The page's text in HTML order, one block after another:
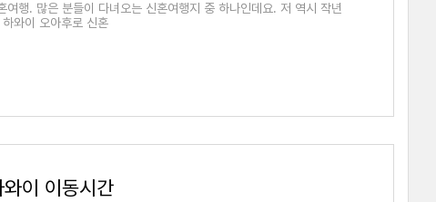
행. 많은 분들이 다녀오는 신혼여행지 중 하나인데요. 저 역시 작년
와이 오아후로 신혼
이 이동시간